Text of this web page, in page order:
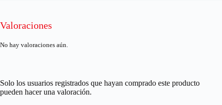
Valoraciones
No hay valoraciones aún.
Solo los usuarios registrados que hayan comprado este producto
pueden hacer una valoración.